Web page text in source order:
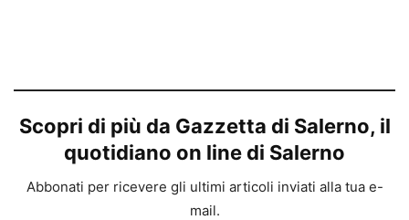
Scopri di più da Gazzetta di Salerno, il
quotidiano on line di Salerno
Abbonati per ricevere gli ultimi articoli inviati alla tua e-
mail.